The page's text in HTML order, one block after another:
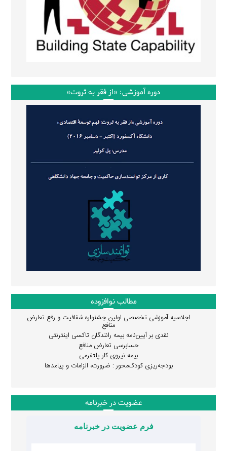
دوره آموزشی: «از فقر به ثروت»
مطالب نوافزوده
اجلاسیه آموزشی تخصصی اولین جشنواره شفافیت و رفع تعارض
منافع
نقدی بر آیین‌نامه بیمه رانندگان تاکسی اینترنتی
حسابرسی تعارض منافع
بیمه نیروی کار پلتفرمی
بودجه‌ریزی کودک‌محور : ضرورت، الزامات و پیامدها
عضویت در خبرنامه
فرم عضویت در خبرنامه